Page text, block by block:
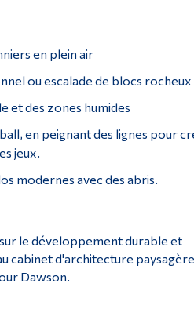
en plein air
ou escalade de blocs rocheux
et des zones humides
en peignant des lignes pour
jeux.
modernes avec des abris.
le développement durable et
cabinet d'architecture paysagère
Dawson.